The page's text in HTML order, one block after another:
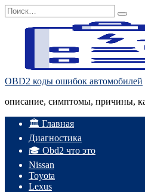
Перейти
к
содержанию
Search
for:
OBD2 коды ошибок автомобилей
описание, симптомы, причины,
🏛️ Главная
Диагностика
🎓 Obd2 что это
Nissan
Toyota
Lexus